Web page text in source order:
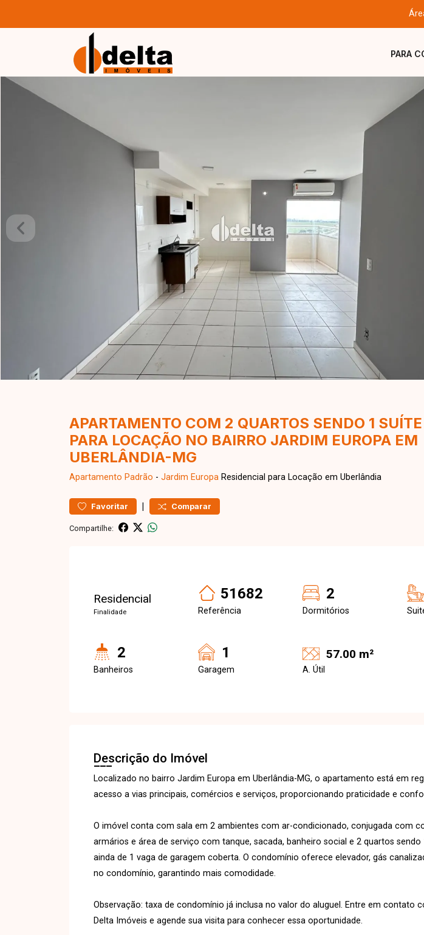
PARA
APARTAMENTO COM 2 QUARTOS SENDO 1
PARA LOCAÇÃO NO BAIRRO JARDIM EUROPA EM
UBERLÂNDIA-MG
Apartamento Padrão - Jardim Europa Residencial para Locação em Uberlândia
Favoritar | Comparar
Compartilhe:
Residencial
Finalidade
51682
Referência
2
Dormitórios
2
Banheiros
1
Garagem
57.00 m²
A. Útil
Descrição do Imóvel
Localizado no bairro Jardim Europa em Uberlândia-MG, o apartamento está em
acesso a vias principais, comércios e serviços, proporcionando praticidade e
O imóvel conta com sala em 2 ambientes com ar-condicionado, conjugada com
armários e área de serviço com tanque, sacada, banheiro social e 2 quartos sendo
ainda de 1 vaga de garagem coberta. O condomínio oferece elevador, gás
no condomínio, garantindo mais comodidade.
Observação: taxa de condomínio já inclusa no valor do aluguel. Entre em contato
Delta Imóveis e agende sua visita para conhecer essa oportunidade.